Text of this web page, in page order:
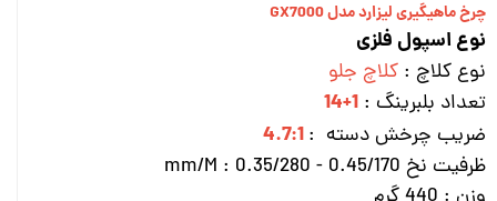
چرخ ماهیگیری لیزارد مدل GX7000
نوع اسپول فلزی
نوع کلاچ : کلاچ جلو
تعداد بلبرینگ : 1+14
ضریب چرخش دسته :
ظرفیت نخ mm/M : 0.35/280 - 0.45/170